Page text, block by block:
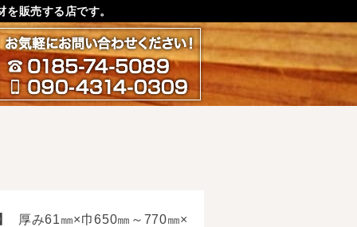
販売する店です。
お気軽にお問い合わせ下さ
0185-74-5089
090-4314-0309
厚み61㎜×巾650㎜～770㎜×